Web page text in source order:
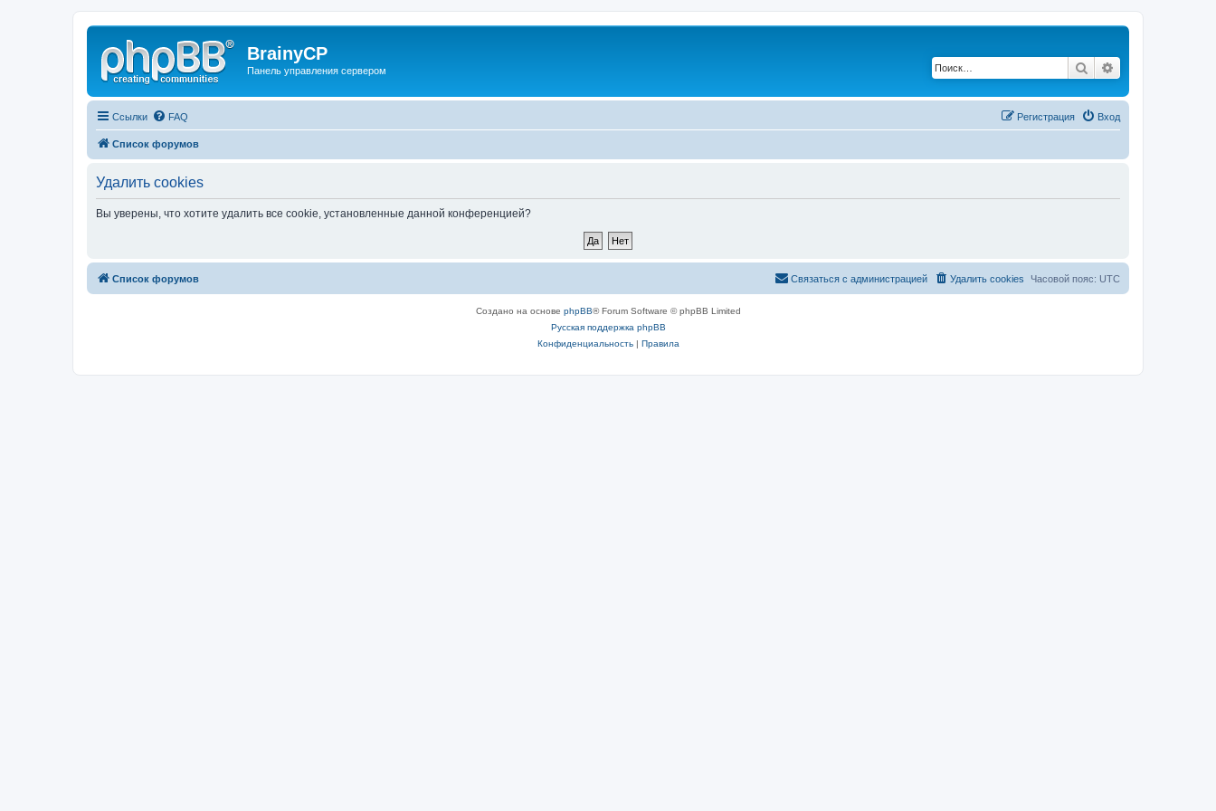
BrainyCP
Панель управления сервером Поиск
Ссылки FAQ Вход
Регистрация
Список форумов
Удалить cookies
Вы уверены, что хотите удалить все cookie, установленные данной конференцией?
Список форумов Часовой пояс: UTC
Удалить cookies
Связаться с администрацией
Создано на основе phpBB® Forum Software © phpBB Limited
Русская поддержка phpBB
Конфиденциальность| Правила